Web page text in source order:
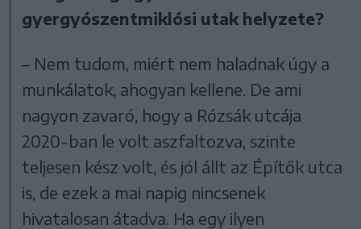
gyergyószentmiklósi utak helyzete?
– Nem tudom, miért nem haladnak úgy a
munkálatok, ahogyan kellene. De ami
nagyon zavaró, hogy a Rózsák utcája
2020-ban le volt aszfaltozva, szinte
teljesen kész volt, és jól állt az Építők utca
is, de ezek a mai napig nincsenek
hivatalosan átadva. Ha egy ilyen